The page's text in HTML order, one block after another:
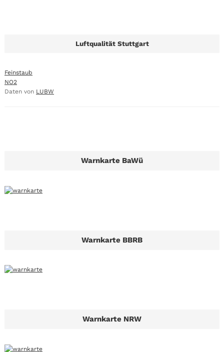
Luftqualität Stuttgart
Feinstaub
NO2
Daten von LUBW
Warnkarte BaWü
Warnkarte BBRB
Warnkarte NRW